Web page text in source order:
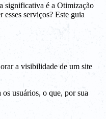
significativa é a Otimização
serviços? Este guia
a visibilidade de um site
usuários, o que, por sua